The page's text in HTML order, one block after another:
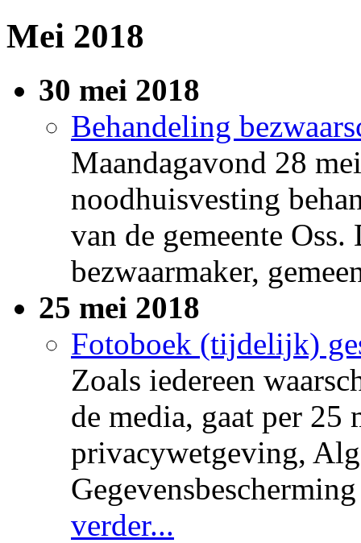
Mei 2018
30 mei 2018
Behandeling
Maandagavond 28
noodhuisvesting
van de gemeente
bezwaarmaker,
25 mei 2018
Fotoboek (tijdelijk)
Zoals iedereen
de media, gaat per 25
privacywetgeving,
verder...